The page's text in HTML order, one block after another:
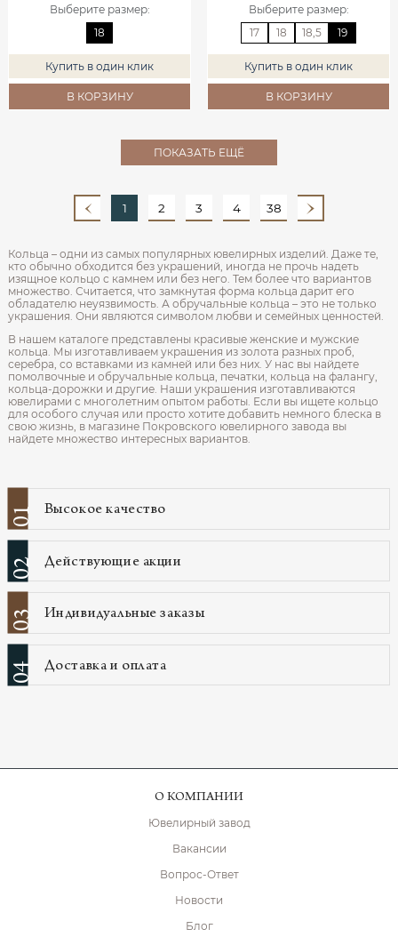
Выберите размер:
18
Купить в один клик
В КОРЗИНУ
Выберите размер:
17
18 18,5 19
Купить в один клик
В КОРЗИНУ
ПОКАЗАТЬ ЕЩЁ
1 2 3 4 38
Кольца – одни из самых популярных ювелирных изделий. Даже те,
кто обычно обходится без украшений, иногда не прочь надеть
изящное кольцо с камнем или без него. Тем более что вариантов
множество. Считается, что замкнутая форма кольца дарит его
обладателю неуязвимость. А обручальные кольца – это не только
украшения. Они являются символом любви и семейных ценностей.
В нашем каталоге представлены красивые женские и мужские
кольца. Мы изготавливаем украшения из золота разных проб,
серебра, со вставками из камней или без них. У нас вы найдете
помолвочные и обручальные кольца, печатки, кольца на фалангу,
кольца-дорожки и другие. Наши украшения изготавливаются
ювелирами с многолетним опытом работы. Если вы ищете кольцо
для особого случая или просто хотите добавить немного блеска в
свою жизнь, в магазине Покровского ювелирного завода вы
найдете множество интересных вариантов.
01 Высокое качество
02 Действующие акции
03 Индивидуальные заказы
04 Доставка и оплата
О КОМПАНИИ
Ювелирный завод
Вакансии
Вопрос-Ответ
Новости
Блог